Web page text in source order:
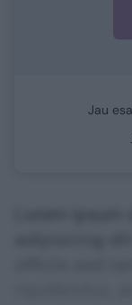
Jau